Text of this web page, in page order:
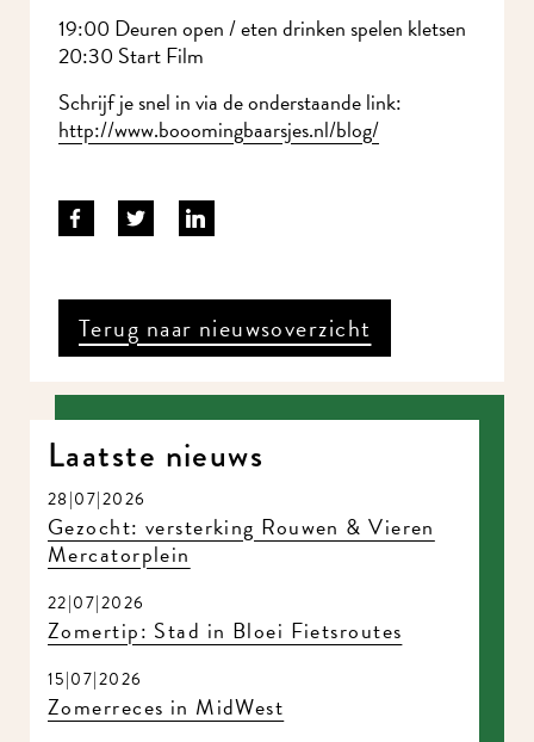
19:00 Deuren open / eten drinken spelen kletsen
20:30 Start Film
Schrijf je snel in via de onderstaande link:
http://www.booomingbaarsjes.nl/blog/
Terug naar nieuwsoverzicht
Laatste nieuws
28|07|2026
Gezocht: versterking Rouwen & Vieren
Mercatorplein
22|07|2026
Zomertip: Stad in Bloei Fietsroutes
15|07|2026
Zomerreces in MidWest